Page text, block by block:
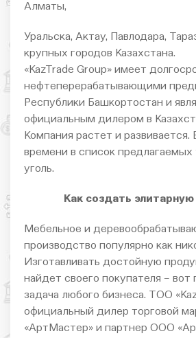
Алматы,
Уральска, Актау, Павлодара,
крупных городов Казахстана.
«KazTrade Group» имеет
нефтеперерабатывающими
Республики Башкортостан и
официальным дилером в
Компания растет и развивается.
времени в список предлагаемых
уголь.
Как создать
Мебельное и
производство популярно как
Изготавливать достойную
найдет своего покупателя – вот
задача любого бизнеса. ТОО
официальный дилер торговой
«АртМастер» и партнер ООО